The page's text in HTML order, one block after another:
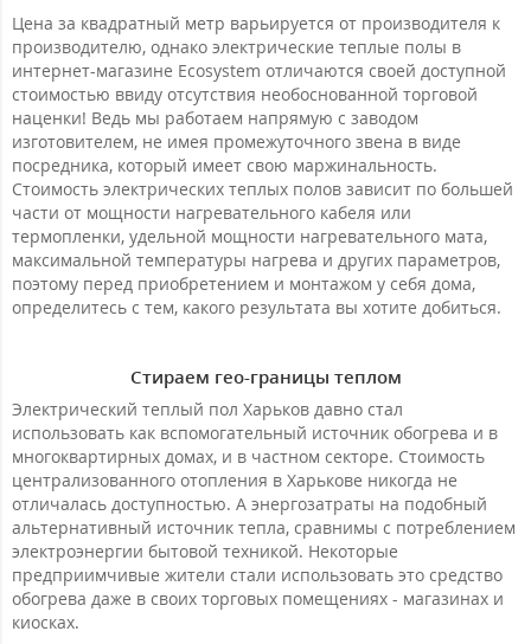
Цена за квадратный метр варьируется от производителя к
производителю, однако электрические теплые полы в
интернет-магазине Ecosystem отличаются своей доступной
стоимостью ввиду отсутствия необоснованной торговой
наценки! Ведь мы работаем напрямую с заводом
изготовителем, не имея промежуточного звена в виде
посредника, который имеет свою маржинальность.
Стоимость электрических теплых полов зависит по большей
части от мощности нагревательного кабеля или
термопленки, удельной мощности нагревательного мата,
максимальной температуры нагрева и других параметров,
поэтому перед приобретением и монтажом у себя дома,
определитесь с тем, какого результата вы хотите добиться.
Стираем гео-границы теплом
Электрический теплый пол Харьков давно стал
использовать как вспомогательный источник обогрева и в
многоквартирных домах, и в частном секторе. Стоимость
централизованного отопления в Харькове никогда не
отличалась доступностью. А энергозатраты на подобный
альтернативный источник тепла, сравнимы с потреблением
электроэнергии бытовой техникой. Некоторые
предприимчивые жители стали использовать это средство
обогрева даже в своих торговых помещениях - магазинах и
киосках.